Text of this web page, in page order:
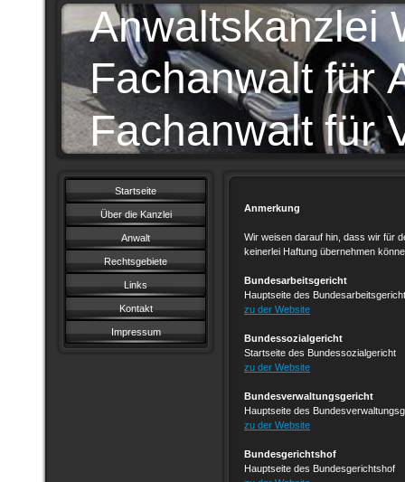
Anwaltskanzlei
Fachanwalt für
Fachanwalt für
Startseite
Über die Kanzlei
Anwalt
Rechtsgebiete
Links
Kontakt
Impressum
Anmerkung
Wir weisen darauf hin, dass wir für
keinerlei Haftung übernehmen
Bundesarbeitsgericht
Hauptseite des
zu der Website
Bundessozialgericht
Startseite des Bundessozialgericht
zu der Website
Bundesverwaltungsgericht
Hauptseite des
zu der Website
Bundesgerichtshof
Hauptseite des Bundesgerichtshof